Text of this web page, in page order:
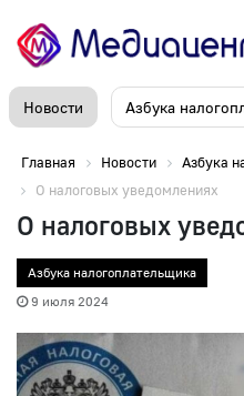
Новости Азбука
Главная Новости
Азбука
О налоговых уведомлениях
О налоговых
Азбука налогоплательщика
9 июля 2024